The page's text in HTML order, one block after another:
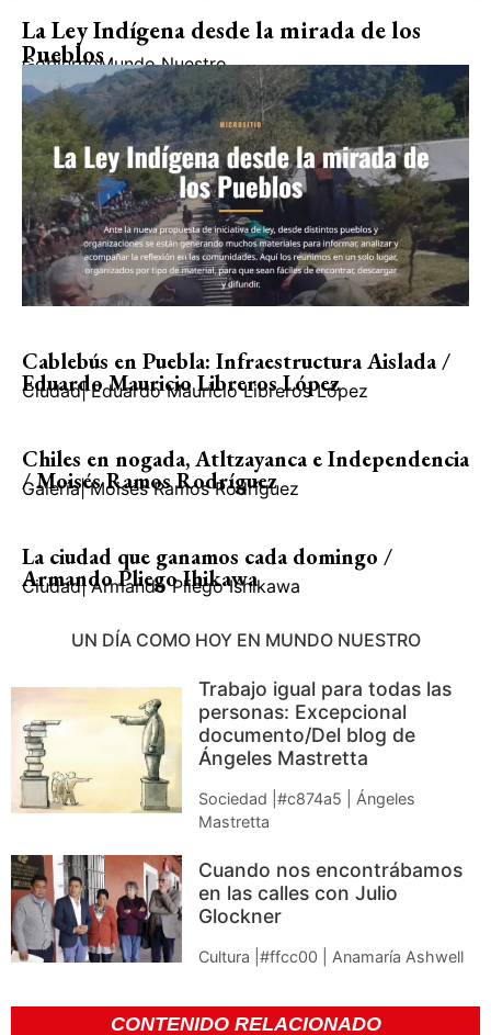
La Ley Indígena desde la mirada de los
Pueblos
GobiernoMundo Nuestro
Cablebús en Puebla: Infraestructura Aislada /
Eduardo Mauricio Libreros López
Ciudad| Eduardo Mauricio Libreros López
Chiles en nogada, Atltzayanca e Independencia
/ Moisés Ramos Rodríguez
Galería| Moisés Ramos Rodríguez
La ciudad que ganamos cada domingo /
Armando Pliego Ihikawa
Ciudad| Armando Pliego Ishikawa
UN DÍA COMO HOY EN MUNDO NUESTRO
Trabajo igual para todas las
personas: Excepcional
documento/Del blog de
Ángeles Mastretta
Sociedad |#c874a5 | Ángeles
Mastretta
Cuando nos encontrábamos
en las calles con Julio
Glockner
Cultura |#ffcc00 | Anamaría Ashwell
CONTENIDO RELACIONADO